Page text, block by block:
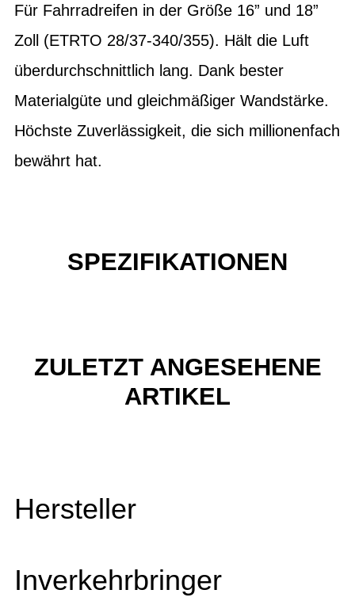
Für Fahrradreifen in der Größe 16” und 18”
Zoll (ETRTO 28/37-340/355). Hält die Luft
überdurchschnittlich lang. Dank bester
Materialgüte und gleichmäßiger Wandstärke.
Höchste Zuverlässigkeit, die sich millionenfach
bewährt hat.
SPEZIFIKATIONEN
ZULETZT ANGESEHENE
ARTIKEL
Hersteller
Inverkehrbringer